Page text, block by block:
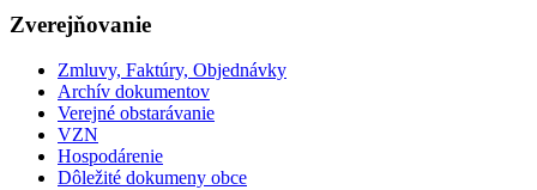
Zverejňovanie
Zmluvy, Faktúry, Objednávky
Archív dokumentov
Verejné obstarávanie
VZN
Hospodárenie
Dôležité dokumeny obce